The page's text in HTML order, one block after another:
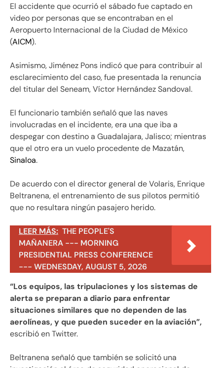
El accidente que ocurrió el sábado fue captado en
video por personas que se encontraban en el
Aeropuerto Internacional de la Ciudad de México
(AICM).
Asimismo, Jiménez Pons indicó que para contribuir al
esclarecimiento del caso, fue presentada la renuncia
del titular del Seneam, Víctor Hernández Sandoval.
El funcionario también señaló que las naves
involucradas en el incidente, era una que iba a
despegar con destino a Guadalajara, Jalisco; mientras
que el otro era un vuelo procedente de Mazatán,
Sinaloa.
De acuerdo con el director general de Volaris, Enrique
Beltranena, el entrenamiento de sus pilotos permitió
que no resultara ningún pasajero herido.
LEER MÁS: THE PEOPLE'S
MAÑANERA --- MORNING
PRESIDENTIAL PRESS CONFERENCE
--- WEDNESDAY, AUGUST 5, 2026
“Los equipos, las tripulaciones y los sistemas de
alerta se preparan a diario para enfrentar
situaciones similares que no dependen de las
aerolíneas, y que pueden suceder en la aviación”,
escribió en Twitter.
Beltranena señaló que también se solicitó una